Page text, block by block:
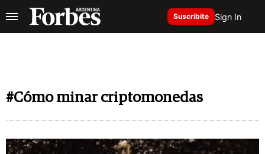
Suscribite Sign In
#Cómo minar criptomonedas